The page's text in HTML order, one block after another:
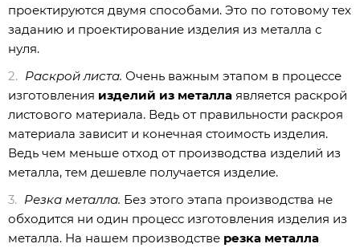
проектируются двумя способами. Это по готовому тех
заданию и проектирование изделия из металла с
нуля.
Раскрой листа. Очень важным этапом в процессе
изготовления изделий из металла является раскрой
листового материала. Ведь от правильности раскроя
материала зависит и конечная стоимость изделия.
Ведь чем меньше отход от производства изделий из
металла, тем дешевле получается изделие.
Резка металла. Без этого этапа производства не
обходится ни один процесс изготовления изделия из
металла. На нашем производстве резка металла